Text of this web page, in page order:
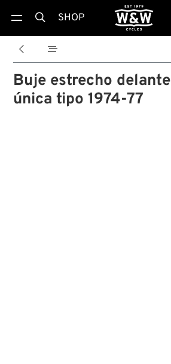
 SHOP
 
Buje estrecho
única tipo 1974-77